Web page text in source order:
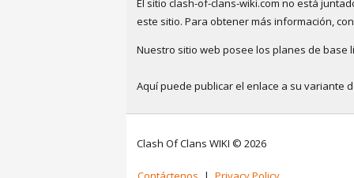
El sitio clash-of-clans-wiki.com no está
este sitio. Para obtener más información,
Nuestro sitio web posee los planes de base
Aquí puede publicar el enlace a su
Clash Of Clans WIKI © 2026